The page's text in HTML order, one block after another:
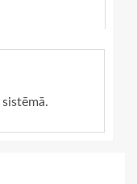
sistēmā.